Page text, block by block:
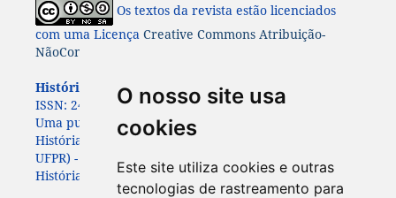
O nosso site usa
cookies
Este site utiliza cookies e outras
tecnologias de rastreamento para
Os textos da revista estão licenciados
com uma Licença Creative Commons Atribuição-
NãoComercial-CompartilhaIgual 4.0 Internacional
História: Questões & Debates.ISSN: 0100-6932 e e-
ISSN: 2447-8261.
Uma publicação do Programa de Pós-Graduação em
História da Universidade Federal do Paraná (PPGHIS-
UFPR) - com apoio da
História (APAH)